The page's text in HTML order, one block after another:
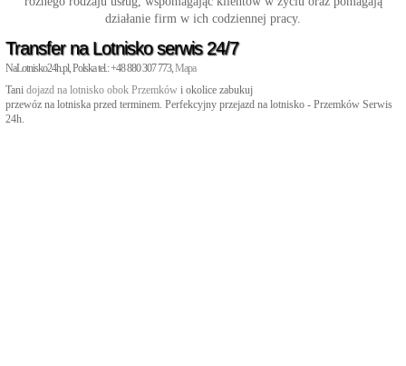
działanie firm w ich codziennej pracy.
Transfer na Lotnisko serwis 24/7
NaLotnisko24h.pl, Polska tel.: +48 880 307 773,Mapa
Tani dojazd na lotnisko obok Przemków i okolice zabukuj
przewóz na lotniska przed terminem. Perfekcyjny przejazd na lotnisko - Przemków Serwis
24h.